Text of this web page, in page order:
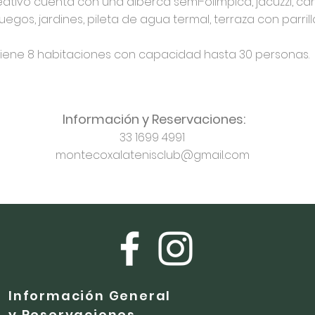
jardines, pileta de agua termal, terraza con
8 habitaciones con capacidad hasta 30 personas.
Información y Reservaciones:
33 1699 4991
montecoxalatenisclub@gmail.com
Información General